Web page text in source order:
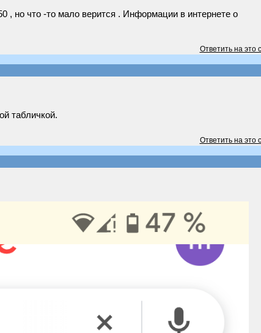
, но что -то мало верится . Информации в интернете о
Ответить на это
табличкой.
Ответить на это